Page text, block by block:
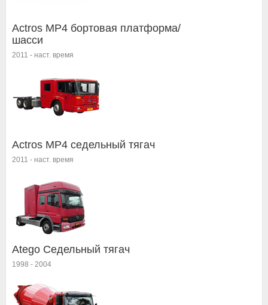
Actros MP4 бортовая платформа/
шасси
2011 - наст. время
Actros MP4 седельный тягач
2011 - наст. время
Atego Седельный тягач
1998 - 2004